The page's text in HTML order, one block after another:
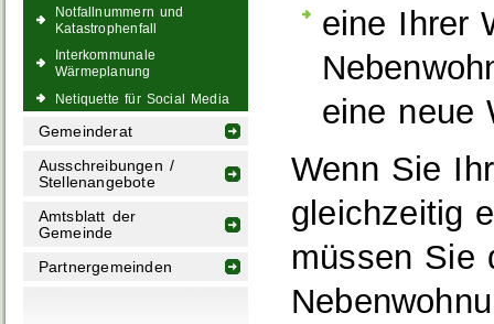
Notfallnummern und
Katastrophenfall
Interkommunale
Wärmeplanung
Netiquette für Social Media
Gemeinderat
Ausschreibungen /
Stellenangebote
Amtsblatt der
Gemeinde
Partnergemeinden
eine Ihrer
eine neue
Wenn Sie
gleichzeitig
müssen Sie